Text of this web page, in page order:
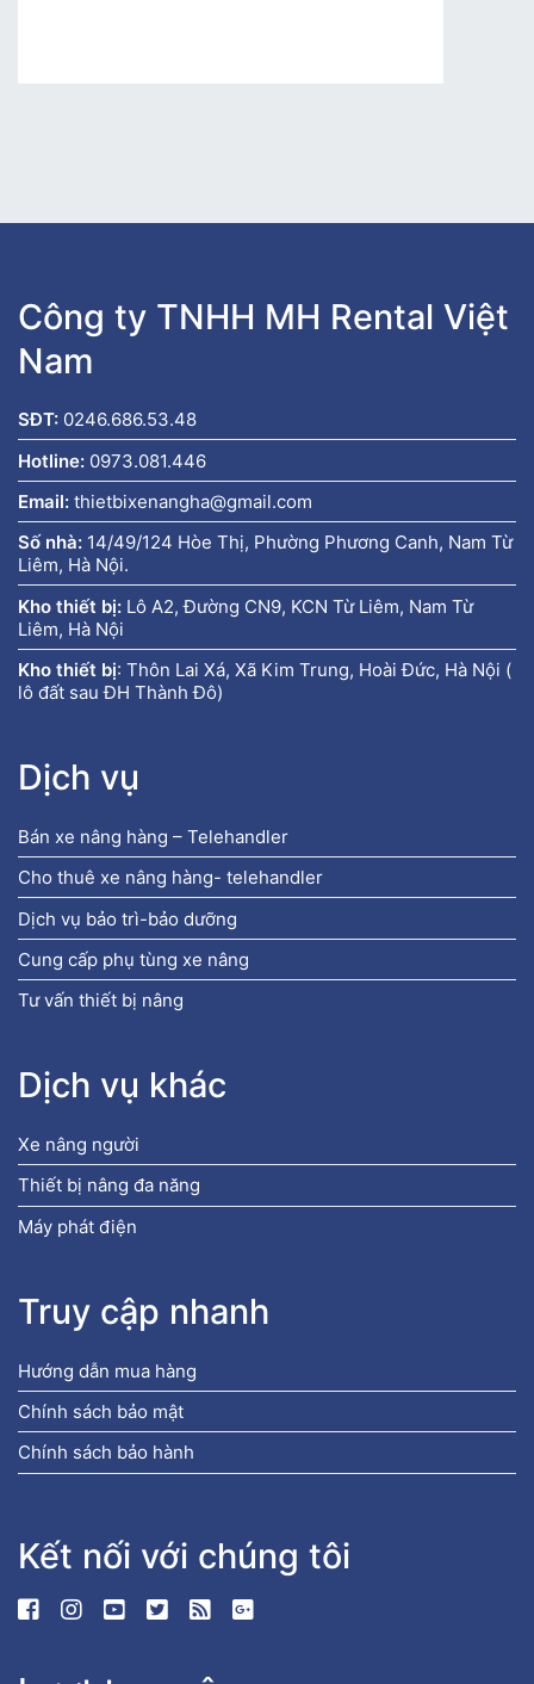
Công ty TNHH MH Rental Việt
Nam
SĐT: 0246.686.53.48
Hotline: 0973.081.446
Email: thietbixenangha@gmail.com
Số nhà: 14/49/124 Hòe Thị, Phường Phương Canh, Nam Từ
Liêm, Hà Nội.
Kho thiết bị: Lô A2, Đường CN9, KCN Từ Liêm, Nam Từ
Liêm, Hà Nội
Kho thiết bị: Thôn Lai Xá, Xã Kim Trung, Hoài Đức, Hà Nội (
lô đất sau ĐH Thành Đô)
Dịch vụ
Bán xe nâng hàng – Telehandler
Cho thuê xe nâng hàng- telehandler
Dịch vụ bảo trì-bảo dưỡng
Cung cấp phụ tùng xe nâng
Tư vấn thiết bị nâng
Dịch vụ khác
Xe nâng người
Thiết bị nâng đa năng
Máy phát điện
Truy cập nhanh
Hướng dẫn mua hàng
Chính sách bảo mật
Chính sách bảo hành
Kết nối với chúng tôi